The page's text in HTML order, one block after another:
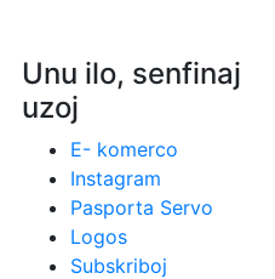
Unu ilo, senfinaj
uzoj
E- komerco
Instagram
Pasporta Servo
Logos
Subskriboj